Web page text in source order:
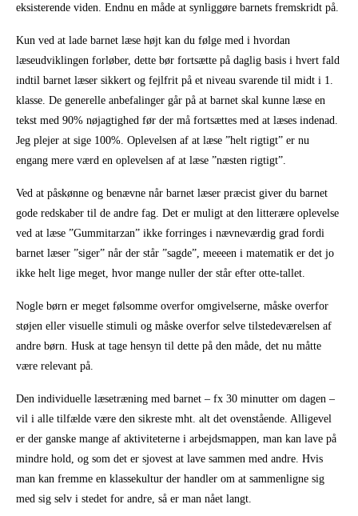
eksisterende viden. Endnu en måde at synliggøre barnets fremskridt på.
Kun ved at lade barnet læse højt kan du følge med i hvordan
læseudviklingen forløber, dette bør fortsætte på daglig basis i hvert fald
indtil barnet læser sikkert og fejlfrit på et niveau svarende til midt i 1.
klasse. De generelle anbefalinger går på at barnet skal kunne læse en
tekst med 90% nøjagtighed før der må fortsættes med at læses indenad.
Jeg plejer at sige 100%. Oplevelsen af at læse ”helt rigtigt” er nu
engang mere værd en oplevelsen af at læse ”næsten rigtigt”.
Ved at påskønne og benævne når barnet læser præcist giver du barnet
gode redskaber til de andre fag. Det er muligt at den litterære oplevelse
ved at læse ”Gummitarzan” ikke forringes i nævneværdig grad fordi
barnet læser ”siger” når der står ”sagde”, meeeen i matematik er det jo
ikke helt lige meget, hvor mange nuller der står efter otte-tallet.
Nogle børn er meget følsomme overfor omgivelserne, måske overfor
støjen eller visuelle stimuli og måske overfor selve tilstedeværelsen af
andre børn. Husk at tage hensyn til dette på den måde, det nu måtte
være relevant på.
Den individuelle læsetræning med barnet – fx 30 minutter om dagen –
vil i alle tilfælde være den sikreste mht. alt det ovenstående. Alligevel
er der ganske mange af aktiviteterne i arbejdsmappen, man kan lave på
mindre hold, og som det er sjovest at lave sammen med andre. Hvis
man kan fremme en klassekultur der handler om at sammenligne sig
med sig selv i stedet for andre, så er man nået langt.